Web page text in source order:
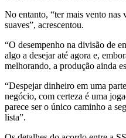
No entanto, “ter mais vento nas
suaves”, acrescentou.
“O desempenho na divisão de
algo a desejar até agora e,
melhorando, a produção ainda
“Despejar dinheiro em uma
negócio, com certeza é uma
parece ser o único caminho a
lista”.